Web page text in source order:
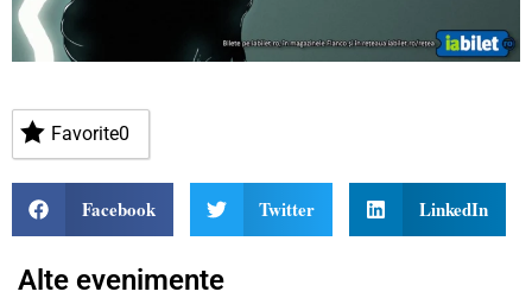
Favorite0
Facebook Twitter LinkedIn
Alte evenimente